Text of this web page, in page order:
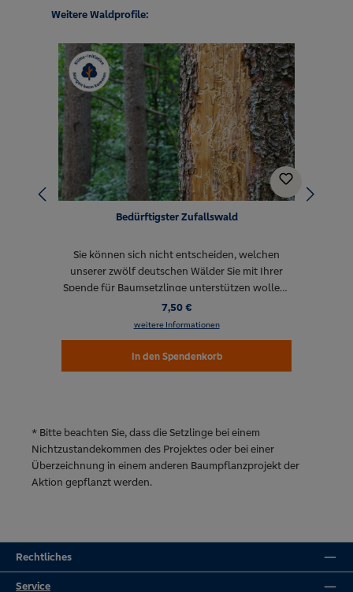
Produktgalerie überspringen
Weitere Waldprofile:
Bedürftigster Zufallswald
Sie können sich nicht entscheiden, welchen
unserer zwölf deutschen Wälder Sie mit Ihrer
Spende für Baumsetzlinge unterstützen wollen?
Kein Problem! Wir setzen Ihre Spende in dem
Wald ein, der es am nötigsten braucht – die
Schutzgemeinschaft Deutscher Wald pflanzt in
dem Wald, der aktuell besonders stark vom
Klimawandel betroffen ist. So kommt Ihre
gemeinsam mit der Klima-Initiative „Morgen
kann kommen“ der Volksbanken
Raiffeisenbanken und der Schutzgemeinschaft
Deutscher Wald e.V. (SDW) den deutschen Wald
7,50 €
weitere Informationen
In den Spendenkorb
* Bitte beachten Sie, dass die Setzlinge bei einem
Nichtzustandekommen des Projektes oder bei einer
Überzeichnung in einem anderen Baumpflanzprojekt der
Aktion gepflanzt werden.
Rechtliches
Service